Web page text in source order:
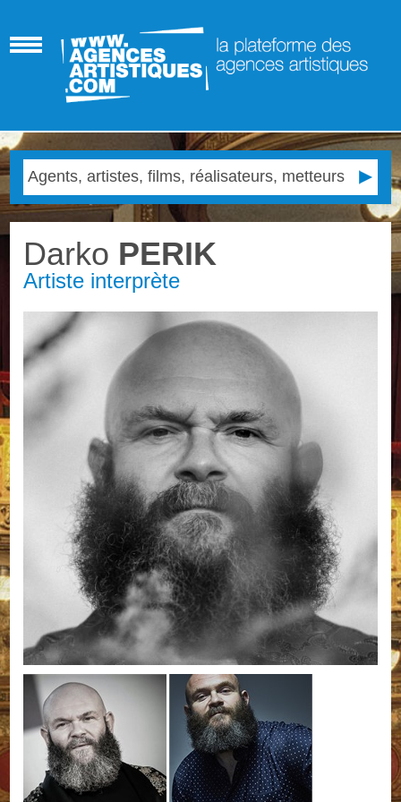
Darko PERIK
Artiste interprète